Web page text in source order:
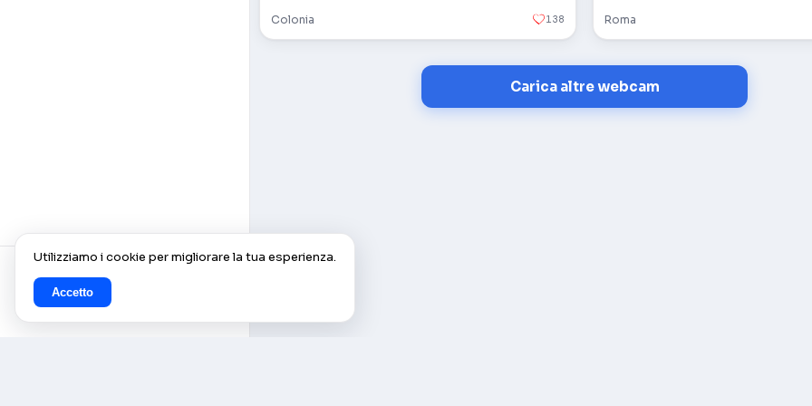
Colonia 138 Roma
Carica altre webcam
Utilizziamo i cookie per migliorare la tua esperienza.
Accetto